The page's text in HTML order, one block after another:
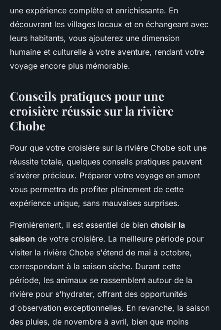
une expérience complète et enrichissante. En
découvrant les villages locaux et en échangeant avec
leurs habitants, vous ajouterez une dimension
humaine et culturelle à votre aventure, rendant votre
voyage encore plus mémorable.
Conseils pratiques pour une
croisière réussie sur la rivière
Chobe
Pour que votre croisière sur la rivière Chobe soit une
réussite totale, quelques conseils pratiques peuvent
s'avérer précieux. Préparer votre voyage en amont
vous permettra de profiter pleinement de cette
expérience unique, sans mauvaises surprises.
Premièrement, il est essentiel de bien choisir la
saison de votre croisière. La meilleure période pour
visiter la rivière Chobe s'étend de mai à octobre,
correspondant à la saison sèche. Durant cette
période, les animaux se rassemblent autour de la
rivière pour s'hydrater, offrant des opportunités
d'observation exceptionnelles. En revanche, la saison
des pluies, de novembre à avril, bien que moins